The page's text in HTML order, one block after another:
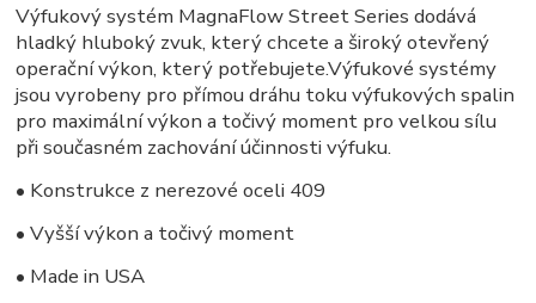
Výfukový systém MagnaFlow Street Series dodává
hladký hluboký zvuk, který chcete a široký otevřený
operační výkon, který potřebujete.Výfukové systémy
jsou vyrobeny pro přímou dráhu toku výfukových spalin
pro maximální výkon a točivý moment pro velkou sílu
při současném zachování účinnosti výfuku.
• Konstrukce z nerezové oceli 409
• Vyšší výkon a točivý moment
• Made in USA